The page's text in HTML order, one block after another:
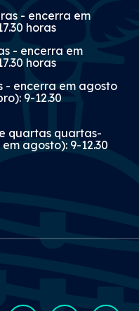
- encerra em
horas
- encerra em
horas
- encerra em agosto
9-12.30
quartas quartas-
agosto): 9-12.30